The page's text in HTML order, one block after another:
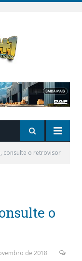
consulte o retrovisor
o
de 2018